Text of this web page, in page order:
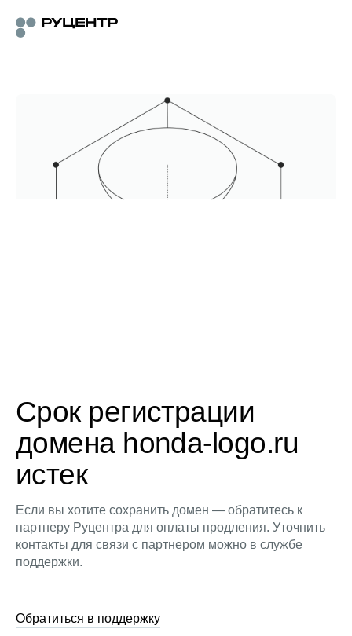
Срок регистрации
домена honda-logo.ru
истек
Если вы хотите сохранить домен — обратитесь к
партнеру Руцентра для оплаты продления. Уточнить
контакты для связи с партнером можно в службе
поддержки.
Обратиться в поддержку